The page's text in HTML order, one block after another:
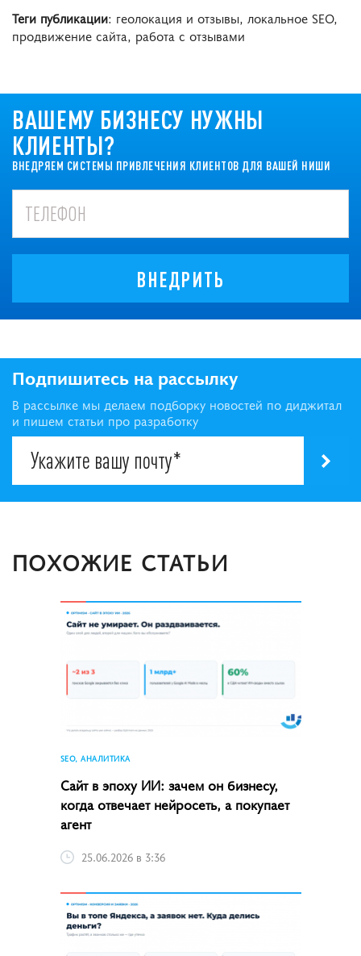
Теги публикации: геолокация и отзывы, локальное SEO,
продвижение сайта, работа с отзывами
ВАШЕМУ БИЗНЕСУ НУЖНЫ
КЛИЕНТЫ?
ВНЕДРЯЕМ СИСТЕМЫ ПРИВЛЕЧЕНИЯ КЛИЕНТОВ ДЛЯ ВАШЕЙ НИШИ
ВНЕДРИТЬ
Подпишитесь на рассылку
В рассылке мы делаем подборку новостей по диджитал
и пишем статьи про разработку
ПОХОЖИЕ СТАТЬИ
SEO, АНАЛИТИКА
Сайт в эпоху ИИ: зачем он бизнесу,
когда отвечает нейросеть, а покупает
агент
25.06.2026 в 3:36